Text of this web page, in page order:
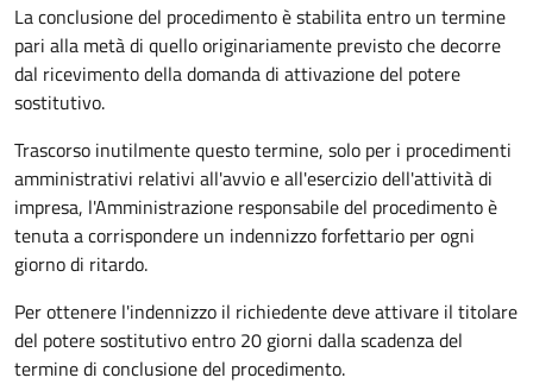
La conclusione del procedimento è stabilita entro un termine
pari alla metà di quello originariamente previsto che decorre
dal ricevimento della domanda di attivazione del potere
sostitutivo.
Trascorso inutilmente questo termine, solo per i procedimenti
amministrativi relativi all'avvio e all'esercizio dell'attività di
impresa, l'Amministrazione responsabile del procedimento è
tenuta a corrispondere un indennizzo forfettario per ogni
giorno di ritardo.
Per ottenere l'indennizzo il richiedente deve attivare il titolare
del potere sostitutivo entro 20 giorni dalla scadenza del
termine di conclusione del procedimento.